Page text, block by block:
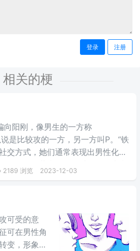
登录 注册
相关的梗
向阳刚，像男生的一方称
是比较攻的一方，另一方叫P。“铁
交方式，她们通常表现出男性化的
性化的服装和发型，以及在行为和
特征。现在基本用于指代那些外型
2189 浏览 2023-12-03
可受的意
可在男性角
变，形象多